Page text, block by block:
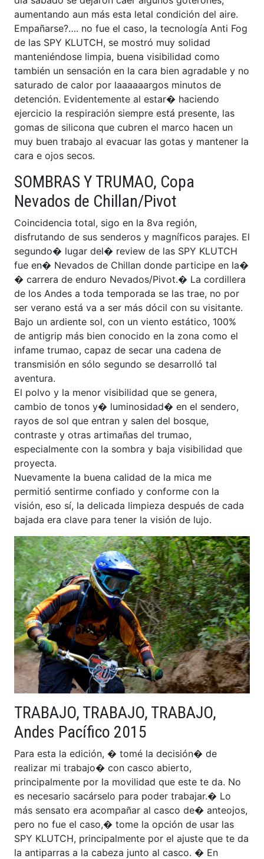
aumentando aun más esta letal condición del aire.
Empañarse?…. no fue el caso, la tecnología Anti Fog
de las SPY KLUTCH, se mostró muy solidad
manteniéndose limpia, buena visibilidad como
también un sensación en la cara bien agradable y no
saturado de calor por laaaaaargos minutos de
detención. Evidentemente al estar� haciendo
ejercicio la respiración siempre está presente, las
gomas de silicona que cubren el marco hacen un
muy buen trabajo al evacuar las gotas y mantener la
cara e ojos secos.
SOMBRAS Y TRUMAO, Copa
Nevados de Chillan/Pivot
Coincidencia total, sigo en la 8va región,
disfrutando de sus senderos y magníficos parajes. El
segundo� lugar del� review de las SPY KLUTCH
fue en� Nevados de Chillan donde participe en la�
� carrera de enduro Nevados/Pivot.� La cordillera
de los Andes a toda temporada se las trae, no por
ser verano está va a ser más dócil con su visitante.
Bajo un ardiente sol, con un viento estático, 100%
de antigrip más bien conocido en la zona como el
infame trumao, capaz de secar una cadena de
transmisión en sólo segundo se desarrolló tal
aventura.
El polvo y la menor visibilidad que se genera,
cambio de tonos y� luminosidad� en el sendero,
rayos de sol que entran y salen del bosque,
contraste y otras artimañas del trumao,
especialmente con la sombra y baja visibilidad que
proyecta.
Nuevamente la buena calidad de la mica me
permitió sentirme confiado y conforme con la
visión, eso sí, la delicada limpieza después de cada
bajada era clave para tener la visión de lujo.
TRABAJO, TRABAJO, TRABAJO,
Andes Pacífico 2015
Para esta la edición, � tomé la decisión� de
realizar mi trabajo� con casco abierto,
principalmente por la movilidad que este te da. No
es necesario sacárselo para poder trabajar.� Lo
más sensato era acompañar al casco de� anteojos,
pero no fue el caso,� tome la opción de usar las
SPY KLUTCH, principalmente por el ajuste que te da
la antiparras a la cabeza junto al casco. � En